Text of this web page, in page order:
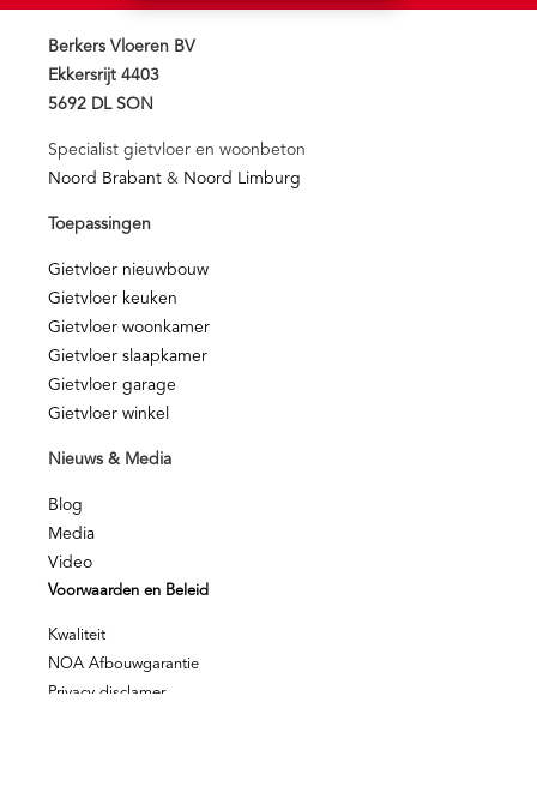
Berkers Vloeren BV
Ekkersrijt 4403
5692 DL SON
Specialist gietvloer en woonbeton
Noord Brabant & Noord Limburg
Toepassingen
Gietvloer nieuwbouw
Gietvloer keuken
Gietvloer woonkamer
Gietvloer slaapkamer
Gietvloer garage
Gietvloer winkel
Nieuws & Media
Blog
Media
Video
Voorwaarden en Beleid
Kwaliteit
NOA Afbouwgarantie
Privacy disclamer